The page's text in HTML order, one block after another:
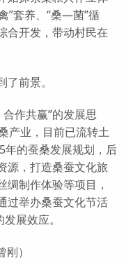
”套养、“桑—菌”循
合开发，带动村民在
前景。
作共赢”的发展思
产业，目前已流转土
年的蚕桑发展规划，后
源，打造桑蚕文化旅
制作体验等项目，
过举办桑蚕文化节活
展效应。
）